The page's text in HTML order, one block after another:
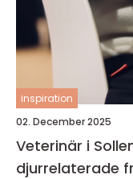
inspiration
02. December 2025
Veterinär i
djurrelaterade